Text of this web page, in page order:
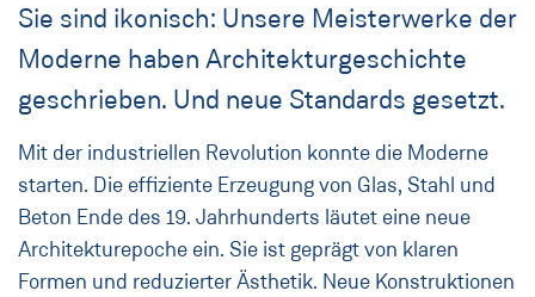
Sie sind ikonisch: Unsere Meisterwerke der
Moderne haben Architekturgeschichte
geschrieben. Und neue Standards gesetzt.
Mit der industriellen Revolution konnte die Moderne
starten. Die effiziente Erzeugung von Glas, Stahl und
Beton Ende des 19. Jahrhunderts läutet eine neue
Architekturepoche ein. Sie ist geprägt von klaren
Formen und reduzierter Ästhetik. Neue Konstruktionen